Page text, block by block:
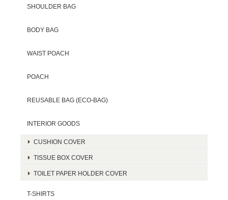
SHOULDER BAG
BODY BAG
WAIST POACH
POACH
REUSABLE BAG (ECO-BAG)
INTERIOR GOODS
CUSHION COVER
TISSUE BOX COVER
TOILET PAPER HOLDER COVER
T-SHIRTS